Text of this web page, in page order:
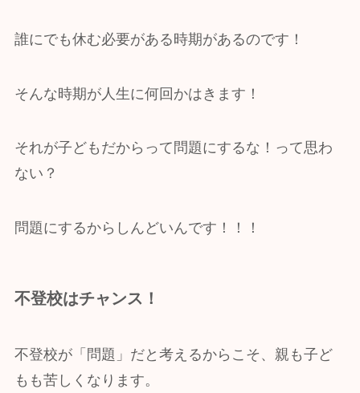
誰にでも休む必要がある時期があるのです！
そんな時期が人生に何回かはきます！
それが子どもだからって問題にするな！って思わ
ない？
問題にするからしんどいんです！！！
不登校はチャンス！
不登校が「問題」だと考えるからこそ、親も子ど
もも苦しくなります。